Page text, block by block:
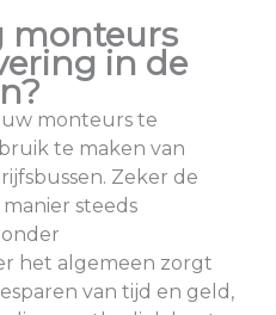
monteurs
in de
uw monteurs te
te maken van
Zeker de
steeds
het algemeen zorgt
van tijd en geld,